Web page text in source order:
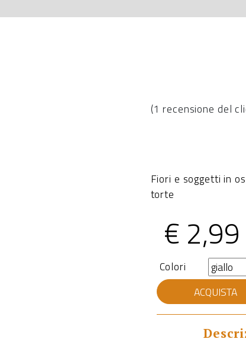
(1 recensione del
Fiori e soggetti in
torte
€ 2,99
Colori
Fiori
di
pesco
in
ACQUISTA